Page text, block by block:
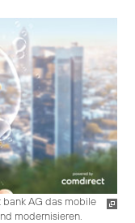
AG das mobile
modernisieren.